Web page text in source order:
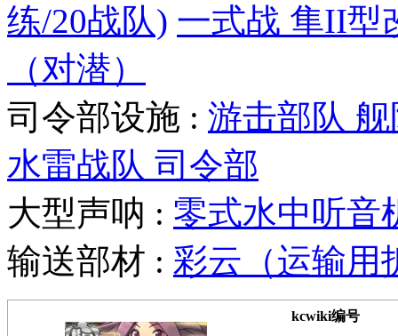
练/20战队) 一式战 隼II型
（对潜）
司令部设施 : 游击部队
水雷战队 司令部
大型声呐 : 零式水中听音
输送部材 : 彩云（运输用
kcwiki编号